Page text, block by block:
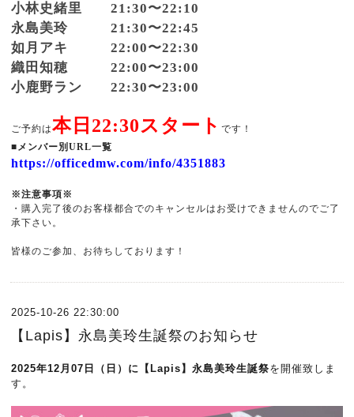
小林史緒里 21:30〜22:10
永島美玲 21:30〜22:45
如月アキ 22:00〜22:30
織田知穂 22:00〜23:00
小鹿野ラン 22:30〜23:00
ご予約は本日22:30スタートです！
■メンバー別URL一覧
https://officedmw.com/info/4351883
※注意事項※
・購入完了後のお客様都合でのキャンセルはお受けできませんのでご了
承下さい。
皆様のご参加、お待ちしております！
2025-10-26 22:30:00
【Lapis】永島美玲生誕祭のお知らせ
2025年12月07日（日）に【Lapis】永島美玲生誕祭を開催致しま
す。